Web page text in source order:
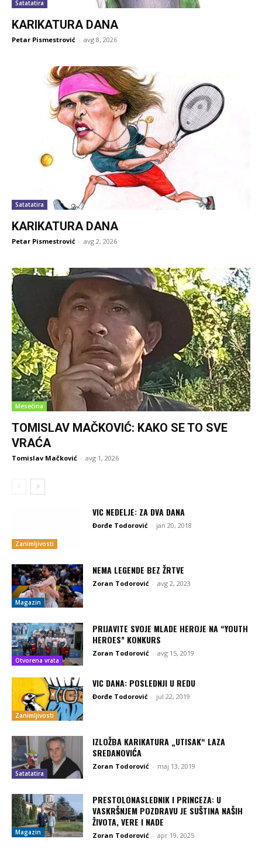
Satatatira
KARIKATURA DANA
Petar Pismestrović - avg 8, 2026
Satatatira
KARIKATURA DANA
Petar Pismestrović - avg 2, 2026
Mesečina
TOMISLAV MAČKOVIĆ: KAKO SE TO SVE
VRAĆA
Tomislav Mačković - avg 1, 2026
Zanimljivosti
VIC NEDELJE: ZA DVA DANA
Đorđe Todorović - jan 20, 2018
Magazin
NEMA LEGENDE BEZ ŽRTVE
Zoran Todorović - avg 2, 2023
Otvorena vrata
PRIJAVITE SVOJE MLADE HEROJE NA “YOUTH
HEROES” KONKURS
Zoran Todorović - avg 15, 2019
Zanimljivosti
VIC DANA: POSLEDNJI U REDU
Đorđe Todorović - jul 22, 2019
Satatatira
IZLOŽBA KARIKATURA „UTISAK“ LAZA
SREDANOVIĆA
Zoran Todorović - maj 13, 2019
Magazin
PRESTOLONASLEDNIK I PRINCEZA: U
VASKRŠNJEM POZDRAVU JE SUŠTINA NAŠIH
ŽIVOTA, VERE I NADE
Zoran Todorović - apr 19, 2025